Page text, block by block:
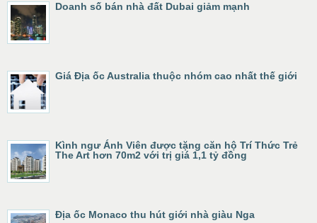
Doanh số bán nhà đất Dubai giảm mạnh
Giá Địa ốc Australia thuộc nhóm cao nhất thế giới
Kình ngư Ánh Viên được tặng căn hộ Trí Thức Trẻ
The Art hơn 70m2 với trị giá 1,1 tỷ đồng
Địa ốc Monaco thu hút giới nhà giàu Nga